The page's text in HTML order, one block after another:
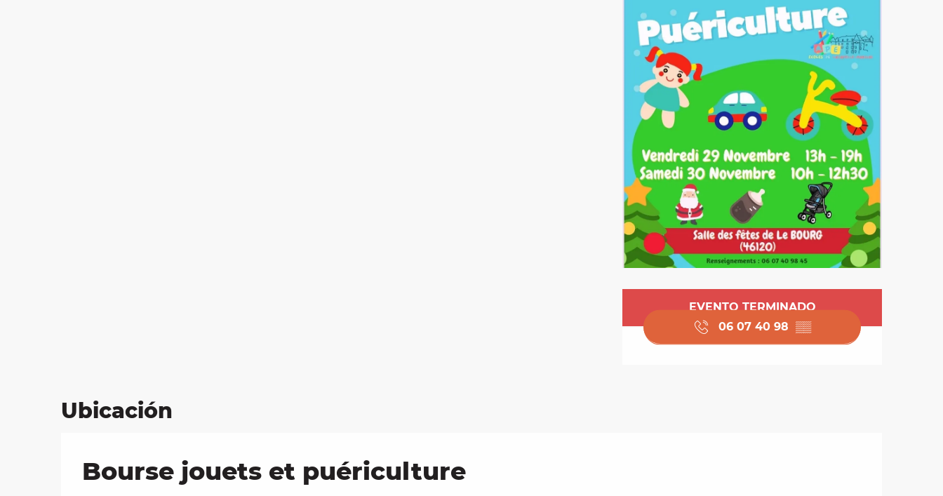
Horarios y datos de
EVENTO TERMINADO
06 07 40 98 ▒▒
Ubicación
Bourse jouets et puériculture